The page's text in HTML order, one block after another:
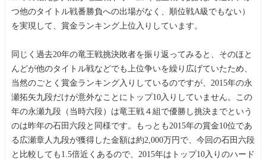
つ他のタイトル戦番勝負への出場がなく、順位戦A級でもない）
を実現して、賞金ランキング上位入りしています。
同じく過去20年の竜王戦挑決敗者を振り返ってみると、そのほと
んどが他のタイトル戦などでも上位争いを繰り広げていたため、
当然のごとく賞金ランキング入りしているのですが、2015年の永
瀬拓矢九段だけが意外なことにトップ10入りしていません。この
年の永瀬九段（当時六段）は竜王戦４組で優勝し挑決までという
のは昨年の石田六段と同様です。もっとも2015年の賞金10位であ
る広瀬章人九段が獲得した金額は約2,000万円で、今回の石田六段
と比較しても1.5倍近くあるので、2015年はトップ10入りのハード